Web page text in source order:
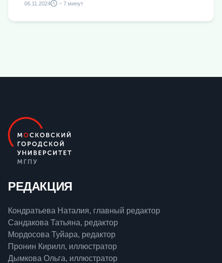
06.11.2024 ~ 7 минут
РЕДАКЦИЯ
Кондратьева Наталия, главный редактор
Сандакова Татьяна, редактор
Мордосова Туйара, редактор
Пронин Кирилл, иллюстратор
Дымкова Ольга, иллюстратор